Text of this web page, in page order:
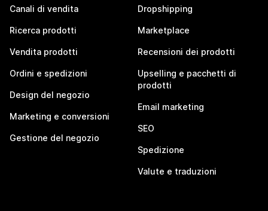
Canali di vendita
Ricerca prodotti
Vendita prodotti
Ordini e spedizioni
Design del negozio
Marketing e conversioni
Gestione del negozio
Dropshipping
Marketplace
Recensioni dei prodotti
Upselling e pacchetti di
prodotti
Email marketing
SEO
Spedizione
Valute e traduzioni